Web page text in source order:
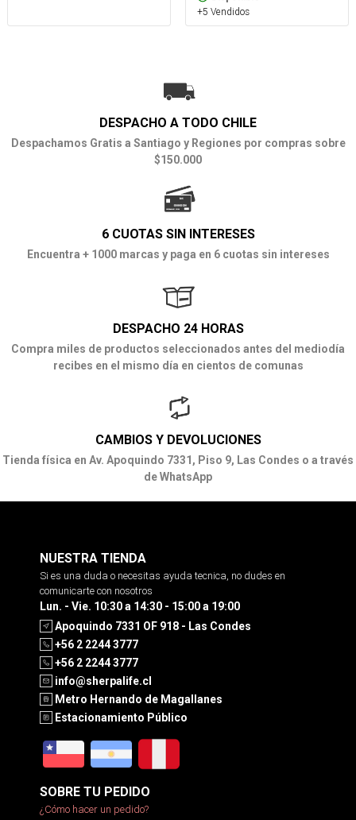
+5 Vendidos
DESPACHO A TODO CHILE
Despachamos Gratis a Santiago y Regiones por compras sobre
$150.000
6 CUOTAS SIN INTERESES
Encuentra + 1000 marcas y paga en 6 cuotas sin intereses
DESPACHO 24 HORAS
Compra miles de productos seleccionados antes del mediodía
recibes en el mismo día en cientos de comunas
CAMBIOS Y DEVOLUCIONES
Tienda física en Av. Apoquindo 7331, Piso 9, Las Condes o a través
de WhatsApp
NUESTRA TIENDA
Si es una duda o necesitas ayuda tecnica, no dudes en
comunicarte con nosotros
Lun. - Vie. 10:30 a 14:30 - 15:00 a 19:00
Apoquindo 7331 OF 918 - Las Condes
+56 2 2244 3777
+56 2 2244 3777
info@sherpalife.cl
Metro Hernando de Magallanes
Estacionamiento Público
SOBRE TU PEDIDO
¿Cómo hacer un pedido?